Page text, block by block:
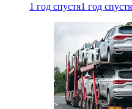
1 год спустя1 год спустя